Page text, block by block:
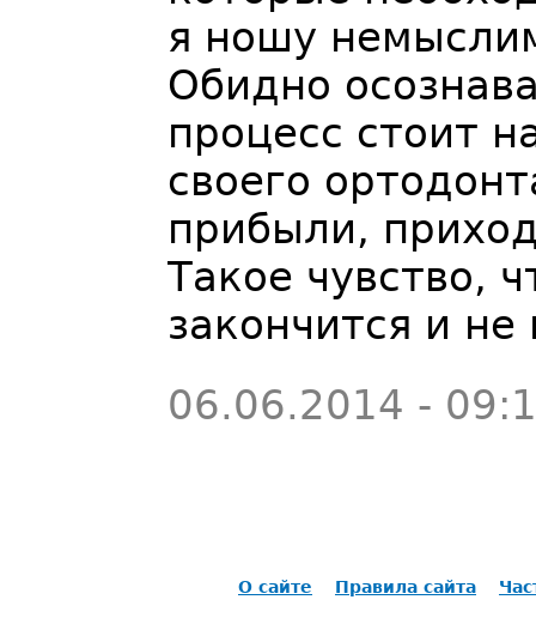
я ношу
Обидно
процесс стоит
своего
прибыли,
Такое чувство,
закончится и
06.06.2014 -
О сайте Правила сайта